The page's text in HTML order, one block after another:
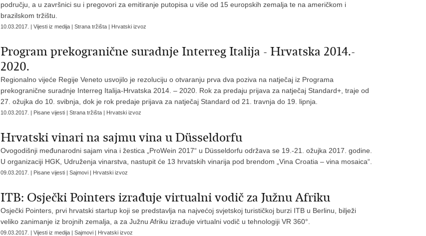
području, a u završnici su i pregovori za emitiranje putopisa u više od 15 europskih zemalja te na američkom i
brazilskom tržištu.
10.03.2017. | Vijesti iz medija | Strana tržišta | Hrvatski izvoz
Program prekogranične suradnje Interreg Italija - Hrvatska 2014.-
2020.
Regionalno vijeće Regije Veneto usvojilo je rezoluciju o otvaranju prva dva poziva na natječaj iz Programa
prekogranične suradnje Interreg Italija-Hrvatska 2014. – 2020. Rok za predaju prijava za natječaj Standard+, traje od
27. ožujka do 10. svibnja, dok je rok predaje prijava za natječaj Standard od 21. travnja do 19. lipnja.
10.03.2017. | Pisane vijesti | Strana tržišta | Hrvatski izvoz
Hrvatski vinari na sajmu vina u Düsseldorfu
Ovogodišnji međunarodni sajam vina i žestica „ProWein 2017“ u Düsseldorfu održava se 19.-21. ožujka 2017. godine.
U organizaciji HGK, Udruženja vinarstva, nastupit će 13 hrvatskih vinarija pod brendom „Vina Croatia – vina mosaica“.
09.03.2017. | Pisane vijesti | Sajmovi | Hrvatski izvoz
ITB: Osječki Pointers izrađuje virtualni vodič za Južnu Afriku
Osječki Pointers, prvi hrvatski startup koji se predstavlja na najvećoj svjetskoj turističkoj burzi ITB u Berlinu, bilježi
veliko zanimanje iz brojnih zemalja, a za Južnu Afriku izrađuje virtualni vodič u tehnologiji VR 360°.
09.03.2017. | Vijesti iz medija | Sajmovi | Hrvatski izvoz